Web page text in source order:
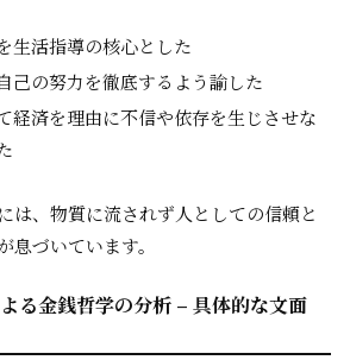
生活指導の核心とした
己の努力を徹底するよう諭した
経済を理由に不信や依存を生じさせな
は、物質に流されず人としての信頼と
息づいています。
る金銭哲学の分析 – 具体的な文面